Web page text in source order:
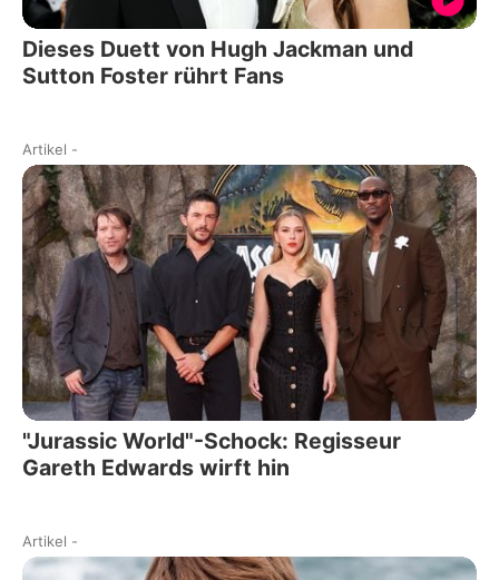
Dieses Duett von Hugh Jackman und
Sutton Foster rührt Fans
Artikel -
"Jurassic World"-Schock: Regisseur
Gareth Edwards wirft hin
Artikel -